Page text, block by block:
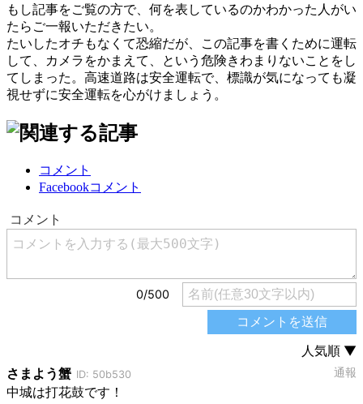
もし記事をご覧の方で、何を表しているのかわかった人がい
たらご一報いただきたい。
たいしたオチもなくて恐縮だが、この記事を書くために運転
して、カメラをかまえて、という危険きわまりないことをし
てしまった。高速道路は安全運転で、標識が気になっても凝
視せずに安全運転を心がけましょう。
コメント
Facebookコメント